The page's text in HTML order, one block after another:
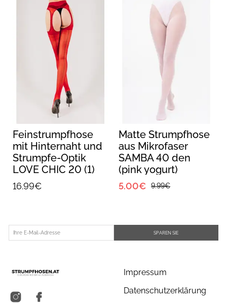
Feinstrumpfhose
mit Hinternaht und
Strumpfe-Optik
LOVE CHIC 20 (1)
(red/nero)
16.99€
Matte Strumpfhose
aus Mikrofaser
SAMBA 40 den
(pink yogurt)
5.00€ 9.99€
SPAREN SIE
Impressum
Datenschutzerklärung